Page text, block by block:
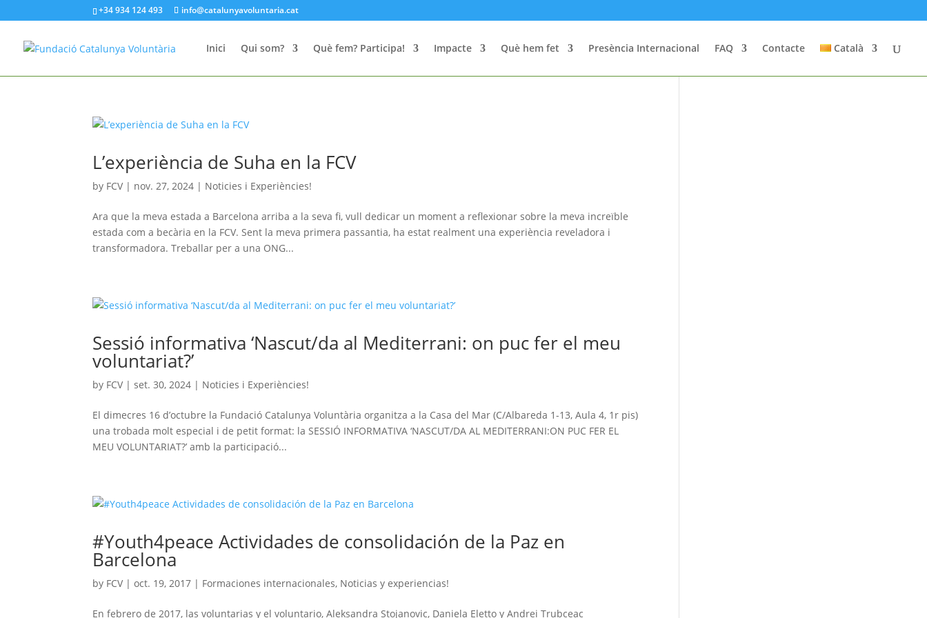
+34 934 124 493 info@catalunyavoluntaria.cat
Inici Qui som? Què fem? Participa! Impacte Què hem fet Presència Internacional FAQ Contacte Català
L’experiència de Suha en la FCV
by FCV | nov. 27, 2024 | Noticies i Experiències!
Ara que la meva estada a Barcelona arriba a la seva fi, vull dedicar un moment a reflexionar sobre la meva increïble
estada com a becària en la FCV. Sent la meva primera passantia, ha estat realment una experiència reveladora i
transformadora. Treballar per a una ONG...
Sessió informativa ‘Nascut/da al Mediterrani: on puc fer el meu
voluntariat?’
by FCV |set. 30, 2024 | Noticies i Experiències!
El dimecres 16 d’octubre la Fundació Catalunya Voluntària organitza a la Casa del Mar (C/Albareda 1-13, Aula 4, 1r pis)
una trobada molt especial i de petit format: la SESSIÓ INFORMATIVA ‘NASCUT/DA AL MEDITERRANI:ON PUC FER EL
MEU VOLUNTARIAT?’ amb la participació...
#Youth4peace Actividades de consolidación de la Paz en
Barcelona
by FCV |oct. 19, 2017 | Formaciones internacionales, Noticias y experiencias!
En febrero de 2017, las voluntarias y el voluntario, Aleksandra Stojanovic, Daniela Eletto y Andrei Trubceac